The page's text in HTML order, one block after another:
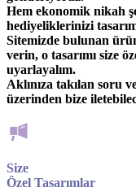
Hem ekonomik nikah
hediyeliklerinizi
Sitemizde bulunan
verin, o tasarımı size
uyarlayalım.
Aklınıza takılan soru
üzerinden bize
Size
Özel Tasarımlar